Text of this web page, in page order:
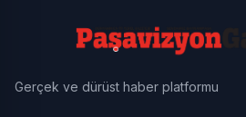
Gerçek ve dürüst haber platformu